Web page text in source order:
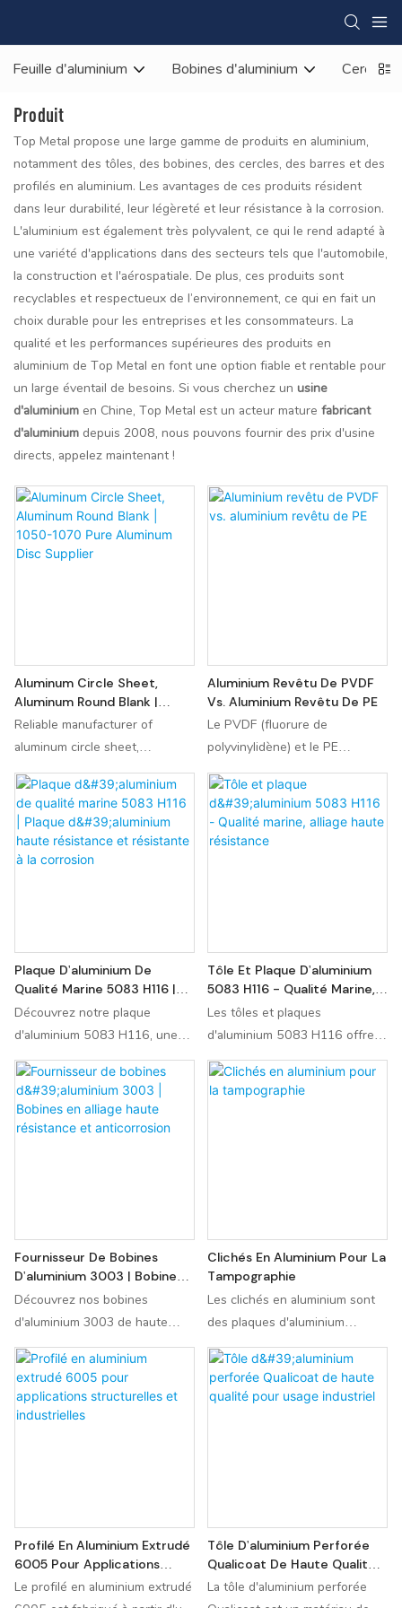
Feuille d'aluminium Bobines d'aluminium Cercle
Produit
Top Metal propose une large gamme de produits en aluminium,
notamment des tôles, des bobines, des cercles, des barres et des
profilés en aluminium. Les avantages de ces produits résident
dans leur durabilité, leur légèreté et leur résistance à la corrosion.
L'aluminium est également très polyvalent, ce qui le rend adapté à
une variété d'applications dans des secteurs tels que l'automobile,
la construction et l'aérospatiale. De plus, ces produits sont
recyclables et respectueux de l’environnement, ce qui en fait un
choix durable pour les entreprises et les consommateurs. La
qualité et les performances supérieures des produits en
aluminium de Top Metal en font une option fiable et rentable pour
un large éventail de besoins. Si vous cherchez un usine
d'aluminium en Chine, Top Metal est un acteur mature fabricant
d'aluminium depuis 2008, nous pouvons fournir des prix d'usine
directs, appelez maintenant !
Aluminum Circle Sheet,
Aluminum Round Blank |
1050-1070 Pure Aluminum
Disc Supplier
Reliable manufacturer of
aluminum circle sheet,
aluminum round blank and
1050/1100/1060/1070
aluminum disc. Custom size,
smooth edge, high purity,
suitable for cookware &
Aluminium Revêtu De PVDF
Vs. Aluminium Revêtu De PE
Le PVDF (fluorure de
polyvinylidène) et le PE
(polyester) sont les deux
revêtements les plus courants
pour les tôles et bobines
d'aluminium. Le PVDF excelle
par son rapport coût-efficacité
et sa facilité de mise en forme.
Vous trouverez ci-dessous une
comparaison détaillée de leurs
principales différences, de leurs
avantages et de leurs
applications idéales.
Plaque D'aluminium De
Qualité Marine 5083 H116 |
Plaque D'aluminium Haute
Résistance Et Résistante À
Découvrez notre plaque
d'aluminium 5083 H116, une
solution de qualité marine
idéale pour les applications
marines, chimiques et
structurelles. Reconnue pour sa
dès aujourd'hui !
Tôle Et Plaque D'aluminium
5083 H116 - Qualité Marine,
Alliage Haute Résistance
Les tôles et plaques
d'aluminium 5083 H116 offrent
une excellente résistance à la
corrosion, notamment en milieu
marin et salin. Grâce à leur
offshore, d'équipements de
transport et dans des
applications industrielles.
Disponibles en différentes
épaisseurs et dimensions.
Fournisseur De Bobines
D'aluminium 3003 | Bobines
En Alliage Haute Résistance
Et Anticorrosion
Découvrez nos bobines
d'aluminium 3003 de haute
qualité, reconnues pour leur
excellente résistance à la
corrosion, leur formabilité et
leur robustesse. Idéales pour
générale. Disponibles en
différentes duretés, largeurs et
épaisseurs. Demandez un devis
dès aujourd'hui !
Clichés En Aluminium Pour La
Tampographie
Les clichés en aluminium sont
des plaques d'aluminium
gravées utilisées comme
supports d'impression en
tampographie, notamment pour
permettent d'obtenir des
impressions de haute qualité et
répétables, tout en réduisant
les temps de préparation par
Profilé En Aluminium Extrudé
6005 Pour Applications
Structurelles Et Industrielles
Le profilé en aluminium extrudé
Tôle D'aluminium Perforée
Qualicoat De Haute Qualité
Pour Usage Industriel
La tôle d'aluminium perforée